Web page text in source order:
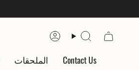
AccountSearch
الملحقات Contact Us